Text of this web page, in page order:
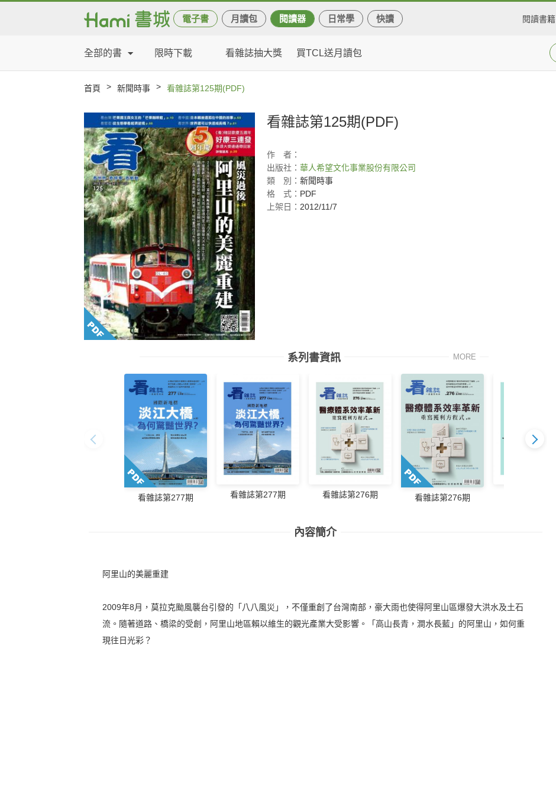
電子書 月讀包 閱讀器 日常學 快讀 閱讀書籍
全部的書 限時下載 看雜誌抽大獎 買TCL送月讀包
首頁 > 新聞時事 > 看雜誌第125期(PDF)
看雜誌第125期(PDF)
作
者：
出版社： 華人希望文化事業股份有限公司
類
別： 新聞時事
格
式： PDF
上架日： 2012/11/7
系列書資訊 MORE
看雜誌第277期 看雜誌第277期 看雜誌第276期 看雜誌第276期
內容簡介
阿里山的美麗重建
2009年8月，莫拉克颱風襲台引發的「八八風災」，不僅重創了台灣南部，豪大雨也使得阿里山區爆發大洪水及土石
流。隨著道路、橋梁的受創，阿里山地區賴以維生的觀光產業大受影響。「高山長青，澗水長藍」的阿里山，如何重
現往日光彩？